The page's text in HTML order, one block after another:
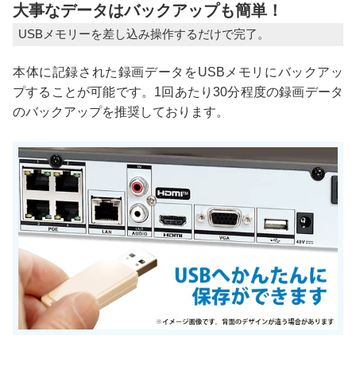
大事なデータはバックアップも簡単！
USBメモリーを差し込み操作するだけで完了。
本体に記録された録画データをUSBメモリにバックアッ
プすることが可能です。1回あたり30分程度の録画データ
のバックアップを推奨しております。